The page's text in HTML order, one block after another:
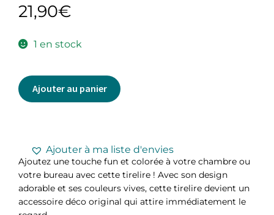
21,90€
1 en stock
Ajouter au panier
Ajouter à ma liste d'envies
Ajoutez une touche fun et colorée à votre chambre ou
votre bureau avec cette tirelire ! Avec son design
adorable et ses couleurs vives, cette tirelire devient un
accessoire déco original qui attire immédiatement le